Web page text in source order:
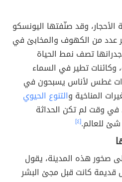
وقد صنّفتها اليونسكو
عدد من الكهوف والمخابئ في
تصف نمط الحياة
وكائنات تطير في السماء
غطس لأناس يسبحون في
المناخية والتنوع الحيوي
في وقت لم تكن الحداثة
للعالم.[٤]
صخور هذه المدينة، يقول
كانت قبل مجئ البشر